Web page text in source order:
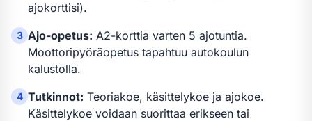
ajokorttisi).
3 Ajo-opetus: A2-korttia varten 5 ajotuntia.
Moottoripyöräopetus tapahtuu autokoulun
kalustolla.
4 Tutkinnot: Teoriakoe, käsittelykoe ja ajokoe.
Käsittelykoe voidaan suorittaa erikseen tai